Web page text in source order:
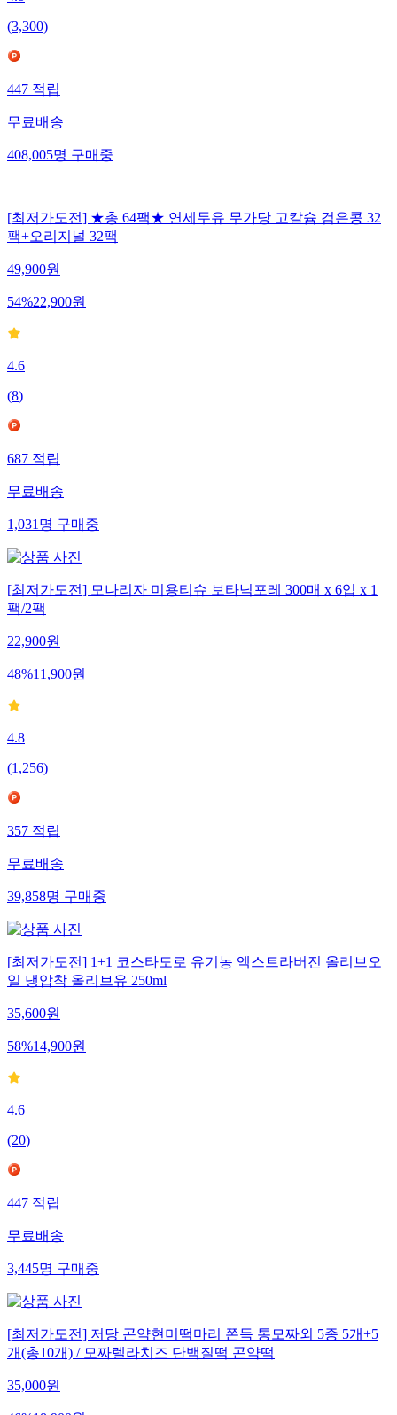
(3,300)
447적립
무료배송
408,005명구매중
[최저가도전] ★총 64팩★ 연세두유 무가당 고칼슘 검은콩 32
팩+오리지널 32팩
49,900원
54%22,900원
4.6
(8)
687적립
무료배송
1,031명구매중
[최저가도전] 모나리자 미용티슈 보타닉포레 300매 x 6입 x 1
팩/2팩
22,900원
48%11,900원
4.8
(1,256)
357적립
무료배송
39,858명구매중
[최저가도전] 1+1 코스타도로 유기농 엑스트라버진 올리브오
일 냉압착 올리브유 250ml
35,600원
58%14,900원
4.6
(20)
447적립
무료배송
3,445명구매중
[최저가도전] 저당 곤약현미떡마리 쫀득 통모짜외 5종 5개+5
개(총10개) / 모짜렐라치즈 단백질떡 곤약떡
35,000원